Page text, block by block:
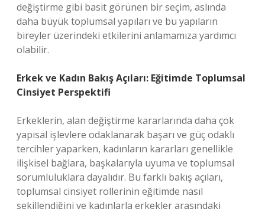
değiştirme gibi basit görünen bir seçim, aslında
daha büyük toplumsal yapıları ve bu yapıların
bireyler üzerindeki etkilerini anlamamıza yardımcı
olabilir.
Erkek ve Kadın Bakış Açıları: Eğitimde Toplumsal
Cinsiyet Perspektifi
Erkeklerin, alan değiştirme kararlarında daha çok
yapısal işlevlere odaklanarak başarı ve güç odaklı
tercihler yaparken, kadınların kararları genellikle
ilişkisel bağlara, başkalarıyla uyuma ve toplumsal
sorumluluklara dayalıdır. Bu farklı bakış açıları,
toplumsal cinsiyet rollerinin eğitimde nasıl
şekillendiğini ve kadınlarla erkekler arasındaki